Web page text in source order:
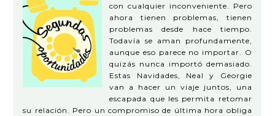
con cualquier inconveniente. Pero
ahora tienen problemas, tienen
problemas desde hace tiempo.
Todavía se aman profundamente,
aunque eso parece no importar. O
quizás nunca importó demasiado.
Estas Navidades, Neal y Georgie
van a hacer un viaje juntos, una
escapada que les permita retomar
su relación. Pero un compromiso de última hora obliga